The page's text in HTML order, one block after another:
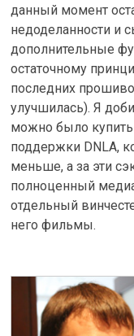
данный момент
недоделанности и
дополнительные
остаточному
последних
улучшилась). Я
можно было купить
поддержки DNLA,
меньше, а за эти
полноценный
отдельный
него фильмы.